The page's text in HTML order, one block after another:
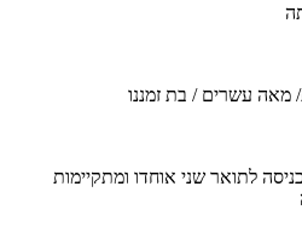
לתואר שני אוחדו ומתקיימות